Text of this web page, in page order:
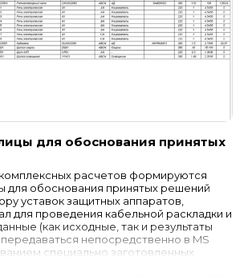
для обоснования принятых
расчетов формируются
для обоснования принятых решений
уставок защитных аппаратов,
для проведения кабельной раскладки и
(как исходные, так и результаты
непосредственно в MS
специально заготовленных
предусматривающих оформление…